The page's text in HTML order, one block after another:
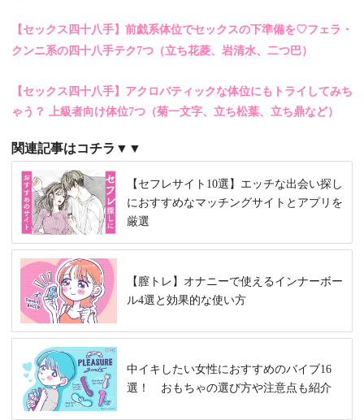
【セックス四十八手】前戯系体位でセックスの下準備を♡フェラ・
クンニ系の四十八手テク7つ（立ち花菱、岩清水、二つ巴）
【セックス四十八手】アクロバティックな体位にもトライしてみち
ゃう？ 上級者向け体位7つ（菊一文字、立ち松葉、立ち鼎など）
関連記事はコチラ▼▼
【セフレサイト10選】エッチな出会い探し
におすすめなマッチングサイトとアプリを
厳選
【膣トレ】オナニーで使えるインナーボー
ル4選と効果的な使い方
中イキしたい女性におすすめのバイブ16
選！ おもちゃの選び方や注意点も紹介